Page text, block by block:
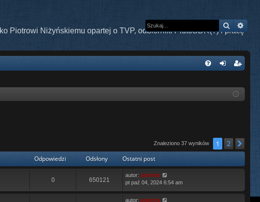
Piotrowi Niżyńskiemu opartej o TVP, odbiorniki PlutoSDR(?) i pracę
Szukaj
ę
ej
j
si
ę
Znaleziono 37 wyników 1 2
Odpowiedzi Odsłony Ostatni post
0 650121
autor: piotrniz
pt paź 04, 2024 6:54 am
autor: piotrniz